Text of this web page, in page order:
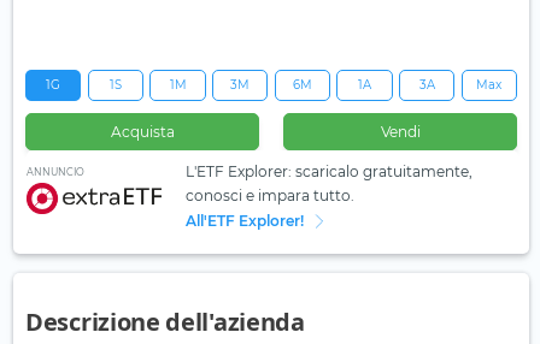
1G 1S 1M 3M 6M 1A 3A Max
Acquista Vendi
ANNUNCIO
L'ETF Explorer: scaricalo gratuitamente,
conosci e impara tutto.
All'ETF Explorer!
Descrizione dell'azienda